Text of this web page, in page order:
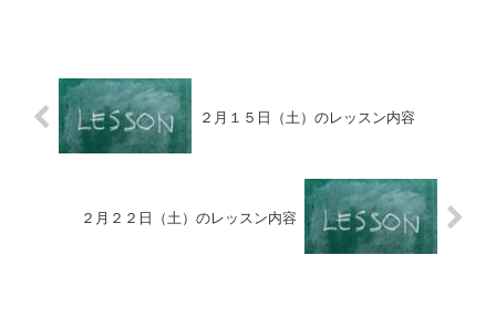
２月１５日（土）のレッスン内容
２月２２日（土）のレッスン内容